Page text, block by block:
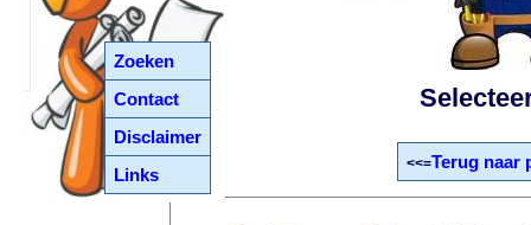
Zoeken
Contact
Disclaimer
Links
<<=Terug naar